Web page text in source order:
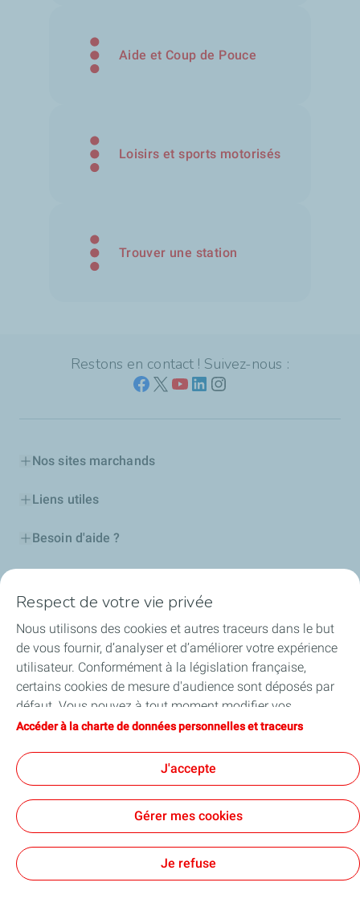
Aide et Coup de Pouce
Loisirs et sports motorisés
Trouver une station
Restons en contact ! Suivez-nous :
Nos sites marchands
Liens utiles
Besoin d'aide ?
Certificats d'économies d'énergie
Nos partenaires
Collaborer avec TotalEnergies
Accessibilité
Conditions Générales d’Utilisation
Accessibilité : Partiellement conforme
Respect de votre vie privée
Nous utilisons des cookies et autres traceurs dans le but
de vous fournir, d’analyser et d’améliorer votre expérience
utilisateur. Conformément à la législation française,
certains cookies de mesure d'audience sont déposés par
défaut. Vous pouvez à tout moment modifier vos
paramètres de cookies en cliquant sur le bouton « Gérer
vous acceptez le dépôt de l’ensemble des cookies. Dans le
cas où vous cliquez sur « Je refuse », seuls les cookies
techniques nécessaires au bon fonctionnement du site
seront utilisés. Pour plus d’informations, vous pouvez
traceurs ».
Accéder à la charte de données personnelles et traceurs
J'accepte
Gérer mes cookies
Je refuse